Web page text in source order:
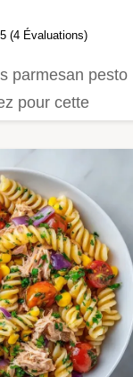
(4 Évaluations)
parmesan pesto
pour cette